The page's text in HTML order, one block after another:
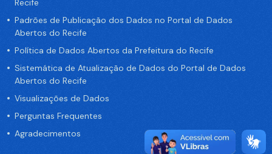
Recife
Padrões de Publicação dos Dados no Portal de Dados
Abertos do Recife
Política de Dados Abertos da Prefeitura do Recife
Sistemática de Atualização de Dados do Portal de Dados
Abertos do Recife
Visualizações de Dados
Perguntas Frequentes
Agradecimentos